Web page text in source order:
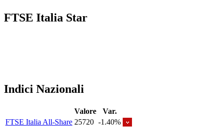
FTSE Italia Star
Indici Nazionali
Valore
Var.
FTSE Italia All-Share 25720 -1.40%